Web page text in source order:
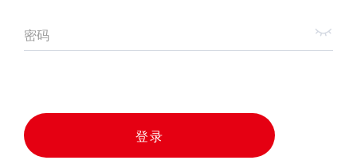
密码
登录